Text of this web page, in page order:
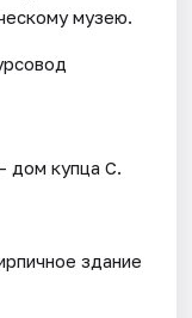
музею.
дом купца С.
здание